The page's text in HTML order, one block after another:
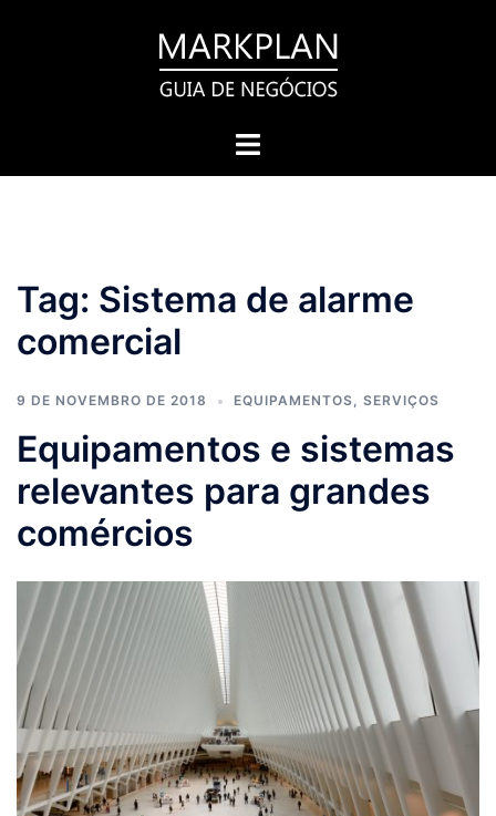
Toggle
Tag: Sistema de alarme
comercial
9 DE NOVEMBRO DE 2018 EQUIPAMENTOS, SERVIÇOS
Equipamentos e sistemas
relevantes para grandes
comércios